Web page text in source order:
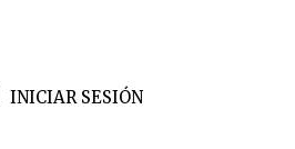
INICIAR SESIÓN